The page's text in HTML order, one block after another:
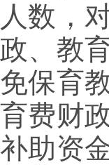
人数，
政、教
免保育
育费财
补助资